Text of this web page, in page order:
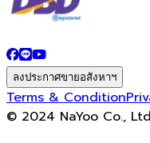
ลงประกาศขายอสังหาฯ
Terms & Condition
© 2024 NaYoo Co., Ltd